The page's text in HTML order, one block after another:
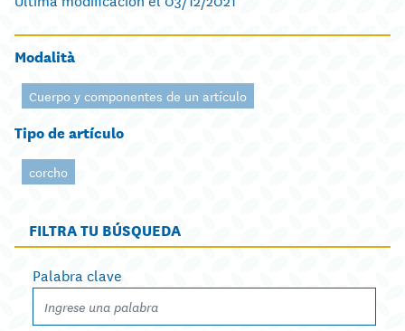
Modalità
Cuerpo y componentes de un artículo
Tipo de artículo
corcho
FILTRA TU BÚSQUEDA
Palabra clave